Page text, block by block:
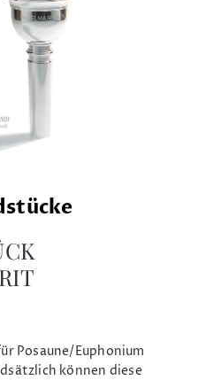
Posaune/Euphonium
können diese